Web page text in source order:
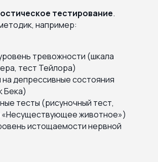
тестирование.
например:
тревожности (шкала
тест Тейлора)
депрессивные состояния
Бека)
тесты (рисуночный тест,
«Несуществующее животное»)
истощаемости нервной